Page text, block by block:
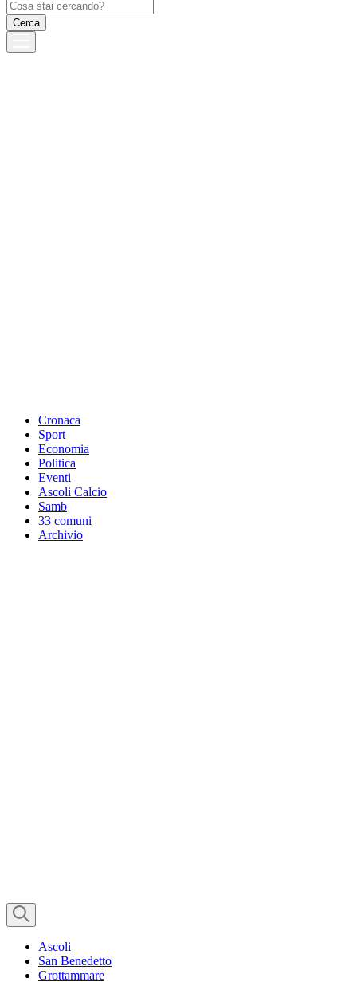
Ricerca
per:
Cronaca
Sport
Economia
Politica
Eventi
Ascoli Calcio
Samb
33 comuni
Archivio
Ascoli
San Benedetto
Grottammare